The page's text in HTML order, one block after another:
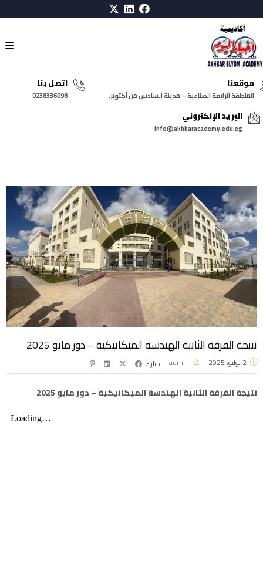
موقعنا
المنطقة الرابعة الصناعية – مدينة السادس من أكتوبر.
اتصل بنا
0238336098
البريد الإلكتروني
info@akhbaracademy.edu.eg
نتيجة الفرقة الثانية الهندسة الميكانيكية – دور مايو 2025
admin شارك
نتيجة الفرقة الثانية الهندسة الميكانيكية – دور مايو 2025